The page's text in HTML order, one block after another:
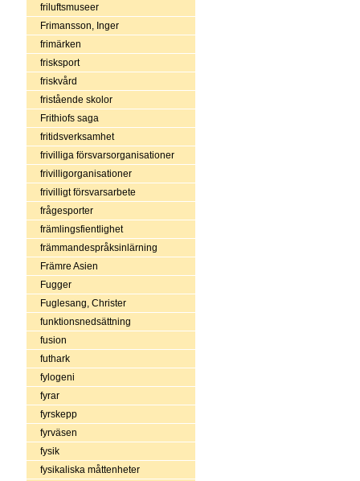
friluftsmuseer
Frimansson, Inger
frimärken
frisksport
friskvård
fristående skolor
Frithiofs saga
fritidsverksamhet
frivilliga försvarsorganisationer
frivilligorganisationer
frivilligt försvarsarbete
frågesporter
främlingsfientlighet
främmandespråksinlärning
Främre Asien
Fugger
Fuglesang, Christer
funktionsnedsättning
fusion
futhark
fylogeni
fyrar
fyrskepp
fyrväsen
fysik
fysikaliska måttenheter